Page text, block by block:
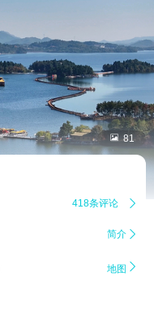
 81
418条评论 
简介 
地图 